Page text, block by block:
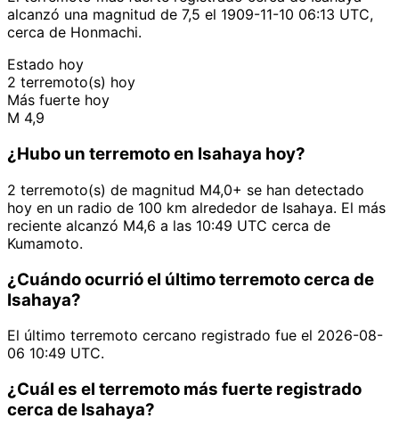
alcanzó una magnitud de 7,5 el 1909-11-10 06:13 UTC,
cerca de Honmachi.
Estado hoy
2 terremoto(s) hoy
Más fuerte hoy
M 4,9
¿Hubo un terremoto en Isahaya hoy?
2 terremoto(s) de magnitud M4,0+ se han detectado
hoy en un radio de 100 km alrededor de Isahaya. El más
reciente alcanzó M4,6 a las 10:49 UTC cerca de
Kumamoto.
¿Cuándo ocurrió el último terremoto cerca de
Isahaya?
El último terremoto cercano registrado fue el 2026-08-
06 10:49 UTC.
¿Cuál es el terremoto más fuerte registrado
cerca de Isahaya?